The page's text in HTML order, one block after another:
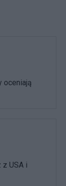
oceniają
z USA i